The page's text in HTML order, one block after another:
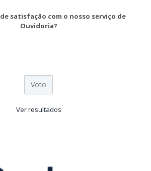
satisfação com o nosso serviço de
Ouvidoria?
Ver resultados